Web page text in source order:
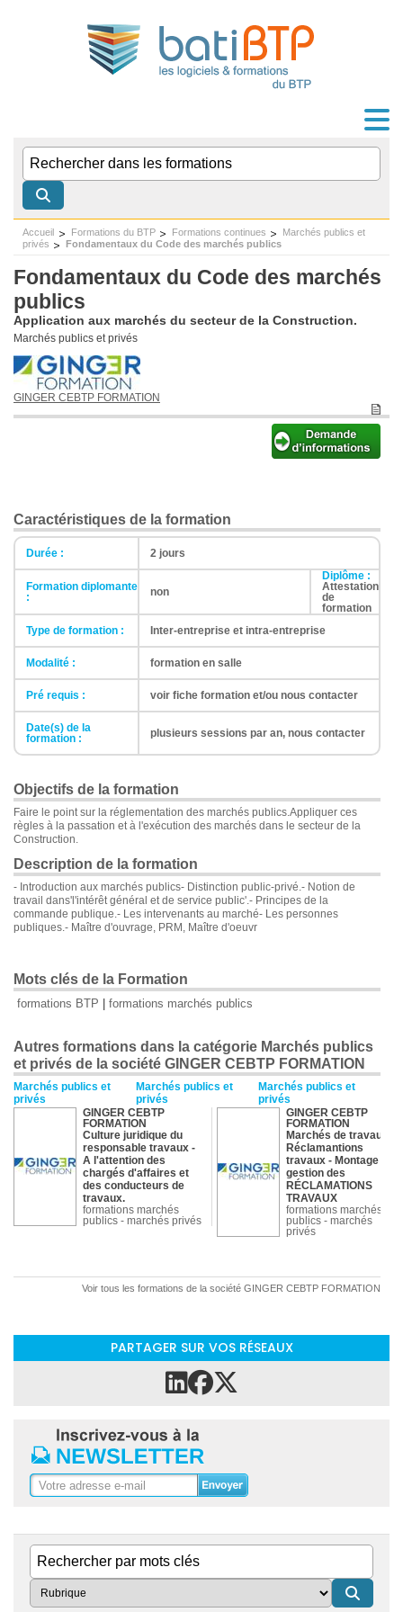
Accueil Formations du BTP Formations continues
Marchés publics et
privés
Fondamentaux du Code des marchés publics
Fondamentaux du Code des marchés
publics
Application aux marchés du secteur de la Construction.
Marchés publics et privés
GINGER CEBTP FORMATION
Caractéristiques de la formation
Durée : 2 jours
Formation diplomante
:
non
Diplôme :
Attestation
de
formation
Type de formation :
Inter-entreprise et intra-entreprise
Modalité : formation en salle
Pré requis : voir fiche formation et/ou nous contacter
Date(s) de la
formation :
plusieurs sessions par an, nous contacter
Objectifs de la formation
Faire le point sur la réglementation des marchés publics.Appliquer ces
règles à la passation et à l'exécution des marchés dans le secteur de la
Construction.
Description de la formation
- Introduction aux marchés publics- Distinction public-privé.- Notion de
travail dans'l'intérêt général et de service public'.- Principes de la
commande publique.- Les intervenants au marché- Les personnes
publiques.- Maître d'ouvrage, PRM, Maître d'oeuvr
Mots clés de la Formation
formations BTP formations marchés publics
Autres formations dans la catégorie Marchés publics
et privés de la société GINGER CEBTP FORMATION
Marchés publics et
privés
Marchés publics et
privés
Marchés publics et
privés
GINGER CEBTP
FORMATION
Culture juridique du
responsable travaux -
A l'attention des
chargés d'affaires et
des conducteurs de
travaux.
formations marchés
publics - marchés privés
GINGER CEBTP
FORMATION
Marchés de travaux /
Réclamantions
travaux - Montage et
gestion des
RÉCLAMATIONS
TRAVAUX
formations marchés
publics - marchés
privés
FORMATION
Passation et gestion
formations marchés
FORMATION
Rédiger un contrat
Marchés publics et
privés
Marchés publics et
privés
GINGER CEBTP
du maître d'ouvrage
aux différentes phases
d'une opération de
construction
autorisations
administratives et les
contrats. - Suivre le
marché public- De la
notification à la
publics - marchés
Voir tous les formations de la société GINGER CEBTP FORMATION
PARTAGER SUR VOS RÉSEAUX